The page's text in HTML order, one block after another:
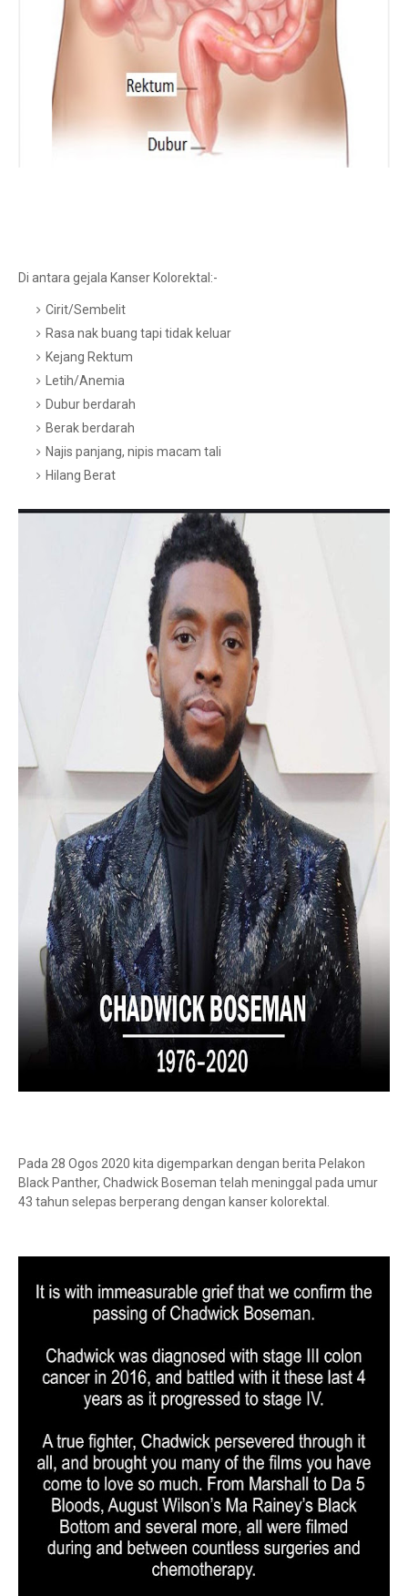
Di antara gejala Kanser Kolorektal:-
Cirit/Sembelit
Rasa nak buang tapi tidak keluar
Kejang Rektum
Letih/Anemia
Dubur berdarah
Berak berdarah
Najis panjang, nipis macam tali
Hilang Berat
Pada 28 Ogos 2020 kita digemparkan dengan berita Pelakon
Black Panther, Chadwick Boseman telah meninggal pada umur
43 tahun selepas berperang dengan kanser kolorektal.